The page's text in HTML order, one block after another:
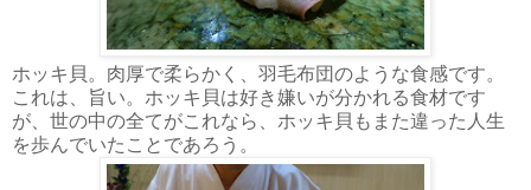
ホッキ貝。肉厚で柔らかく、羽毛布団のような食感です。
これは、旨い。ホッキ貝は好き嫌いが分かれる食材です
が、世の中の全てがこれなら、ホッキ貝もまた違った人生
を歩んでいたことであろう。